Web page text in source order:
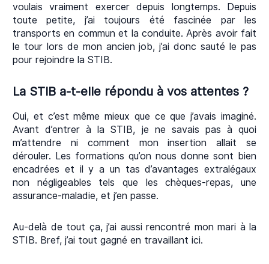
voulais vraiment exercer depuis longtemps. Depuis
toute petite, j’ai toujours été fascinée par les
transports en commun et la conduite. Après avoir fait
le tour lors de mon ancien job, j’ai donc sauté le pas
pour rejoindre la STIB.
La STIB a-t-elle répondu à vos attentes ?
Oui, et c’est même mieux que ce que j’avais imaginé.
Avant d’entrer à la STIB, je ne savais pas à quoi
m’attendre ni comment mon insertion allait se
dérouler. Les formations qu’on nous donne sont bien
encadrées et il y a un tas d’avantages extralégaux
non négligeables tels que les chèques-repas, une
assurance-maladie, et j’en passe.
Au-delà de tout ça, j’ai aussi rencontré mon mari à la
STIB. Bref, j’ai tout gagné en travaillant ici.